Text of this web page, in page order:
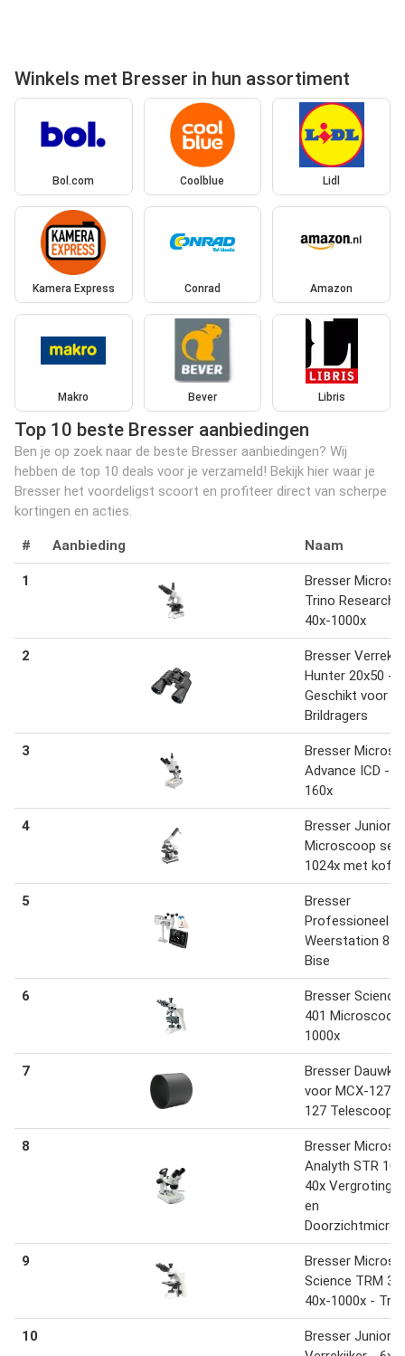
Winkels met Bresser in hun assortiment
Bol.com Coolblue Lidl
Kamera Express Conrad Amazon
Makro Bever Libris
Top 10 beste Bresser aanbiedingen
Ben je op zoek naar de beste Bresser aanbiedingen? Wij
hebben de top 10 deals voor je verzameld! Bekijk hier waar je
Bresser het voordeligst scoort en profiteer direct van scherpe
kortingen en acties.
# Aanbieding Naam
1
Bresser
Trino
40x-1000x
2
Bresser
Hunter 20x50 -
Geschikt voor
Brildragers
3
Bresser
Advance ICD -
160x
4
Bresser Junior
Microscoop set
1024x met
5
Bresser
Professioneel
Weerstation 8-
Bise
6
Bresser Science
401 Microscoop
1000x
7
Bresser
voor MCX-127/
127 Telescoop
8
Bresser
Analyth STR
40x Vergroting -
en
9
Bresser
Science TRM
40x-1000x -
10
Bresser Junior